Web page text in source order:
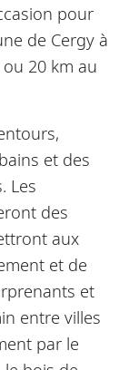
pour
de Cergy à
20 km au
et des
Les
des
aux
et de
et
entre villes
par le